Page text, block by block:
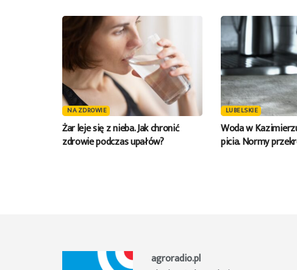
NA ZDROWIE
Żar leje się z nieba. Jak chronić
zdrowie podczas upałów?
LUBELSKIE
Woda w
picia. Normy
agroradio.pl